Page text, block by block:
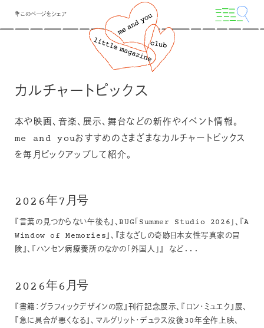
💐このページをシェア
カルチャートピックス
本や映画、音楽、展示、舞台などの新作やイベント情報。
me and youおすすめのさまざまなカルチャートピックス
を毎月ピックアップして紹介。
2026年7月号
『言葉の見つからない午後も』、BUG「Summer Studio 2026」、『A
Window of Memories』、『まなざしの奇跡日本女性写真家の冒
険』、『ハンセン病療養所のなかの「外国人」』 など...
2026年6月号
『書籍：グラフィックデザインの窓』刊行記念展示、『ロン・ミュエク』展、
『急に具合が悪くなる』、マルグリット・デュラス没後30年全作上映、